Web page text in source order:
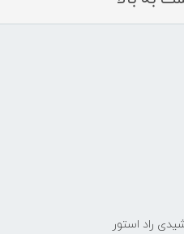
راد استور